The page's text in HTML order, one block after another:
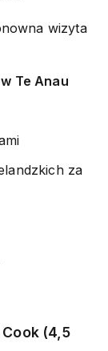
wizyta
Te Anau
za
(4,5